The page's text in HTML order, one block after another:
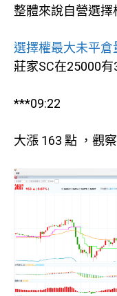
整體來說自營選擇
選擇權最大未平倉
莊家SC在25000
***09:22
大漲 163 點 ，觀